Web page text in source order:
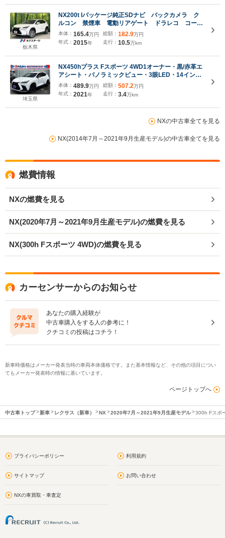
栃木県
NX200t Iパッケージ純正SDナビ バックカメラ ク
ルコン 禁煙車 電動リアゲート ドラレコ コーナ
ーセンサー スマートキー LEDヘッド ビルトイン
ETC 純正18インチアルミ オートライト
本体： 165.4万円
年式： 2015年
総額： 182.9万円
走行： 10.5万km
埼玉県
NX450hプラス Fスポーツ 4WD1オーナー・黒/赤革エ
アシート・パノラミックビュー・3眼LED・14インチ
ナビ・フルセグ・純正20AW・カープレイ・パワーバ
ックドア・HUD・オートHIビーム・パドルシフト・
リアシートヒーター・ETC
本体： 489.9万円
年式： 2021年
総額： 507.2万円
走行： 3.4万km
NXの中古車全てを見る
NX(2014年7月～2021年9月生産モデル)の中古車全てを見る
燃費情報
NXの燃費を見る
NX(2020年7月～2021年9月生産モデル)の燃費を見る
NX(300h Fスポーツ 4WD)の燃費を見る
カーセンサーからのお知らせ
あなたの購入経験が
中古車購入をする人の参考に！
クチコミの投稿はコチラ！
新車時価格はメーカー発表当時の車両本体価格です。また基本情報など、その他の項目につい
てもメーカー発表時の情報に基いています。
ページトップへ
中古車トップ 新車 レクサス（新車） NX 2020年7月～2021年9月生産モデル 300h Fスポ
プライバシーポリシー 利用規約
サイトマップ お問い合わせ
NXの車買取・車査定